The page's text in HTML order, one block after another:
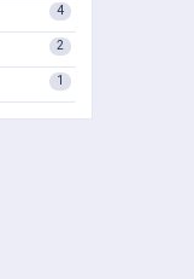
4
2
1